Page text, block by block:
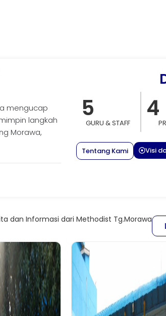
mengucap
langkah
Morawa,
5
GURU & STAFF
4
Tentang Kami Visi
dan Informasi dari Methodist Tg.Morawa